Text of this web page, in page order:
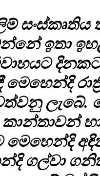
ඉතා
ලැබේ.
ගල්වා